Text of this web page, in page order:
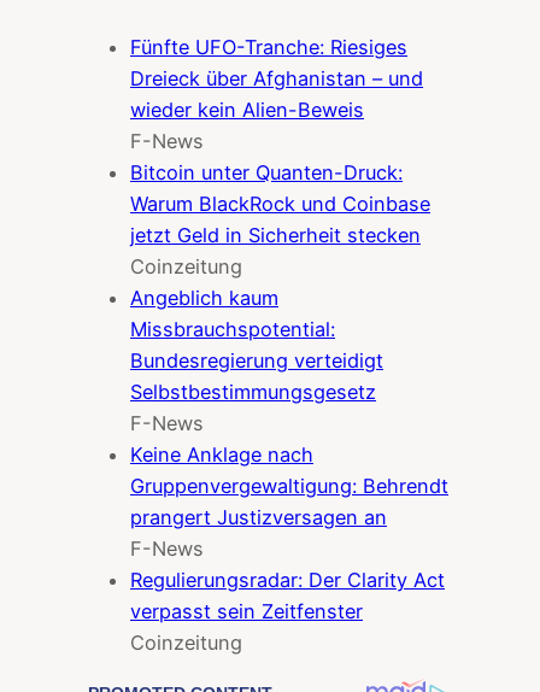
Fünfte UFO-Tranche: Riesiges
Dreieck über Afghanistan – und
wieder kein Alien-Beweis
F-News
Bitcoin unter Quanten-Druck:
Warum BlackRock und Coinbase
jetzt Geld in Sicherheit stecken
Coinzeitung
Angeblich kaum
Missbrauchspotential:
Bundesregierung verteidigt
Selbstbestimmungsgesetz
F-News
Keine Anklage nach
Gruppenvergewaltigung: Behrendt
prangert Justizversagen an
F-News
Regulierungsradar: Der Clarity Act
verpasst sein Zeitfenster
Coinzeitung